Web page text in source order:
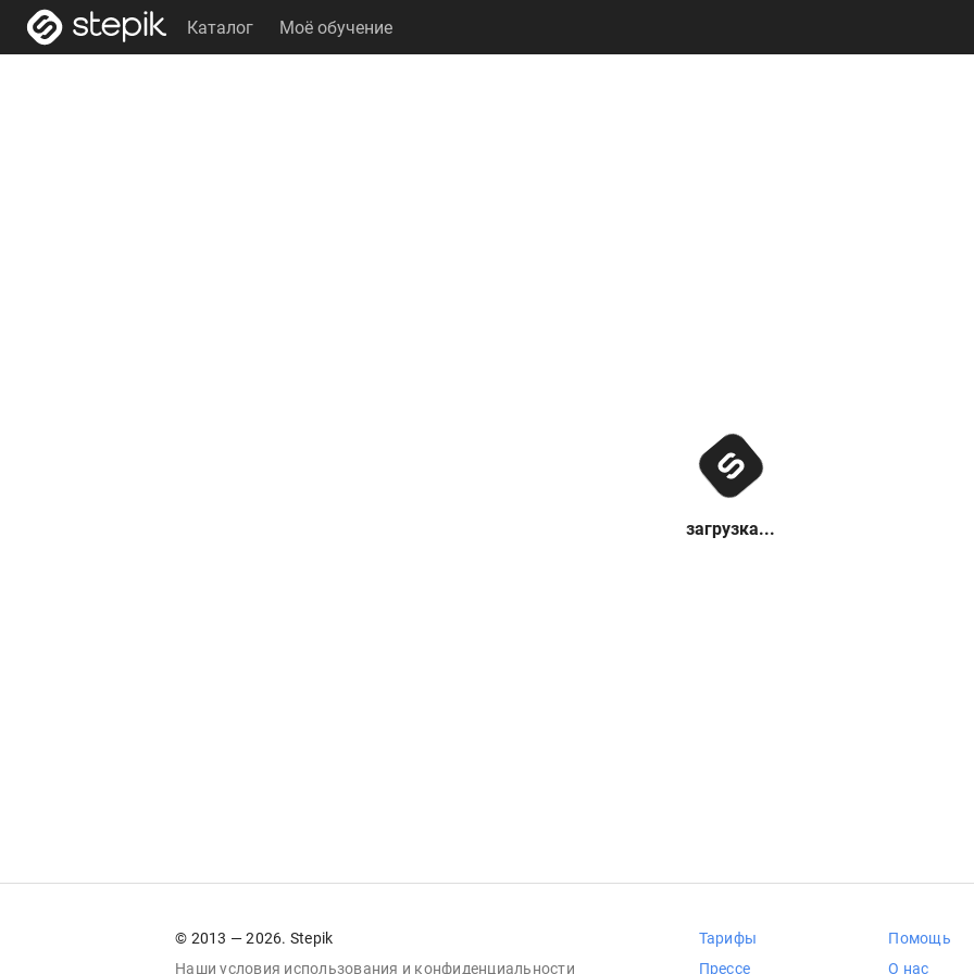
Каталог Моё обучение
загрузка...
© 2013 — 2026. Stepik
Наши условия использования и конфиденциальности
Тарифы
Прессе
Помощь
О нас